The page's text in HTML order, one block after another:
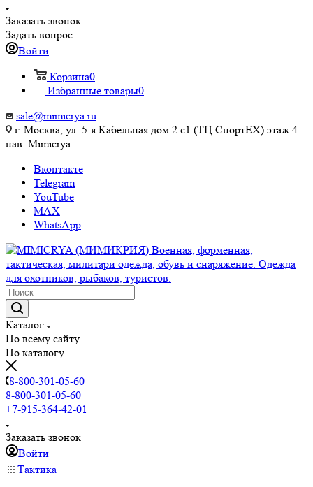
Заказать звонок
Задать вопрос
Войти
Корзина0
Избранные товары0
sale@mimicrya.ru
г. Москва, ул. 5-я Кабельная дом 2 с1 (ТЦ СпортEX) этаж 4
пав. Mimicrya
Вконтакте
Telegram
YouTube
MAX
WhatsApp
Каталог
По всему сайту
По каталогу
8-800-301-05-60
8-800-301-05-60
+7-915-364-42-01
Заказать звонок
Войти
Тактика